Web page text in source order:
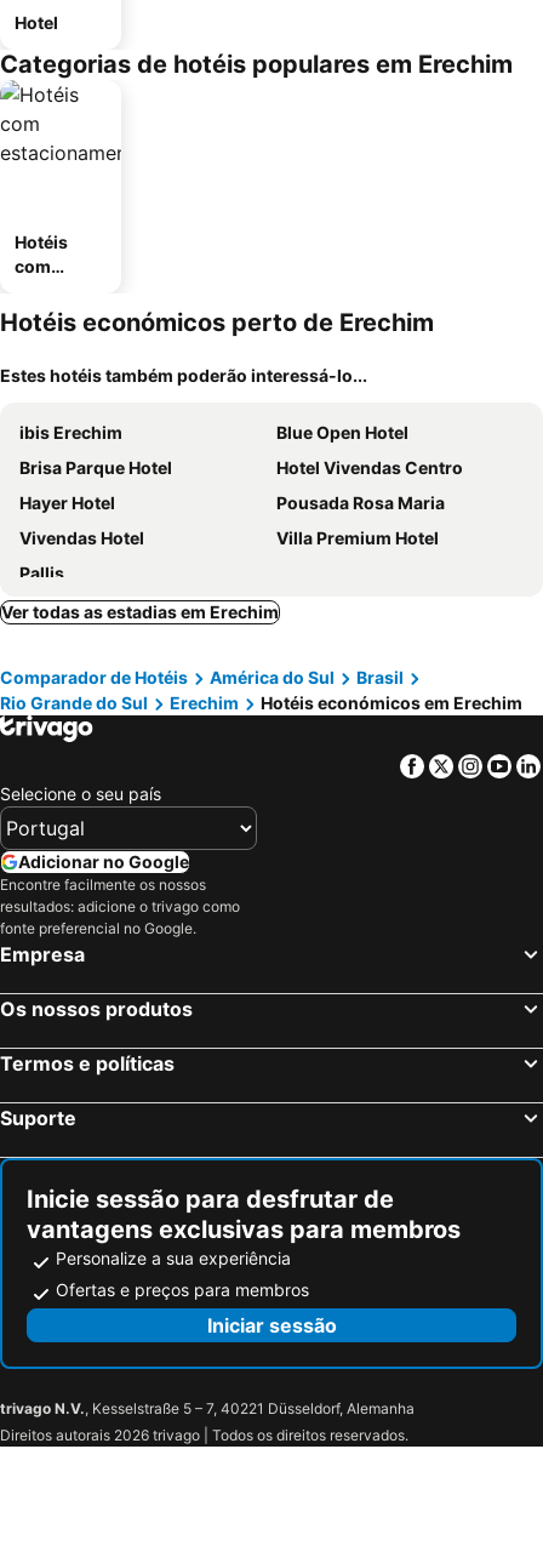
Hotel
Categorias de hotéis populares em Erechim
Hotéis
com
mento
Hotéis económicos perto de Erechim
Estes hotéis também poderão interessá-lo...
ibis Erechim
Blue Open Hotel
Brisa Parque Hotel
Hotel Vivendas Centro
Hayer Hotel
Pousada Rosa Maria
Vivendas Hotel
Villa Premium Hotel
Pallis
Ver todas as estadias em Erechim
Comparador de Hotéis América do Sul
Brasil
Rio Grande do Sul
Erechim Hotéis económicos em Erechim
Facebook
Twitter
Selecione o seu país
Adicionar no Google
Encontre facilmente os nossos
resultados: adicione o trivago como
fonte preferencial no Google.
Empresa
Os nossos produtos
Termos e políticas
Suporte
Inicie sessão para desfrutar de
vantagens exclusivas para membros
Personalize a sua experiência
Ofertas e preços para membros
Iniciar sessão
trivago N.V., Kesselstraße 5 – 7, 40221 Düsseldorf, Alemanha
Direitos autorais 2026 trivago | Todos os direitos reservados.